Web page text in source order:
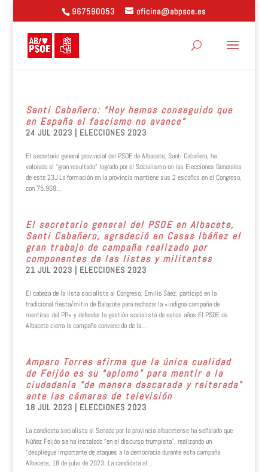
967590053 oficina@abpsoe.es
Santi Cabañero: “Hoy hemos conseguido que
en España el fascismo no avance”
24 JUL 2023 | ELECCIONES 2023
El secretario general provincial del PSOE de Albacete, Santi Cabañero, ha
valorado el “gran resultado” logrado por el Socialismo en las Elecciones Generales
de este 23J La formación en la provincia mantiene sus 2 escaños en el Congreso,
con 75.969...
El secretario general del PSOE en Albacete,
Santi Cabañero, agradeció en Casas Ibáñez el
gran trabajo de campaña realizado por
componentes de las listas y militantes
21 JUL 2023 | ELECCIONES 2023
El cabeza de la lista socialista al Congreso, Emilio Sáez, participó en la
tradicional fiesta/mitin de Balazote para rechazar la «indigna campaña de
mentiras del PP» y defender la gestión socialista de estos años El PSOE de
Albacete cierra la campaña convencido de la...
Amparo Torres afirma que la única cualidad
de Feijóo es su “aplomo” para mentir a la
ciudadanía “de manera descarada y reiterada”
ante las cámaras de televisión
18 JUL 2023 | ELECCIONES 2023
La candidata socialista al Senado por la provincia albacetense ha señalado que
Núñez Feijóo se ha instalado “en el discurso trumpista”, realizando un
“despliegue importante de ataques a la democracia durante esta campaña
Albacete, 18 de julio de 2023. La candidata al...